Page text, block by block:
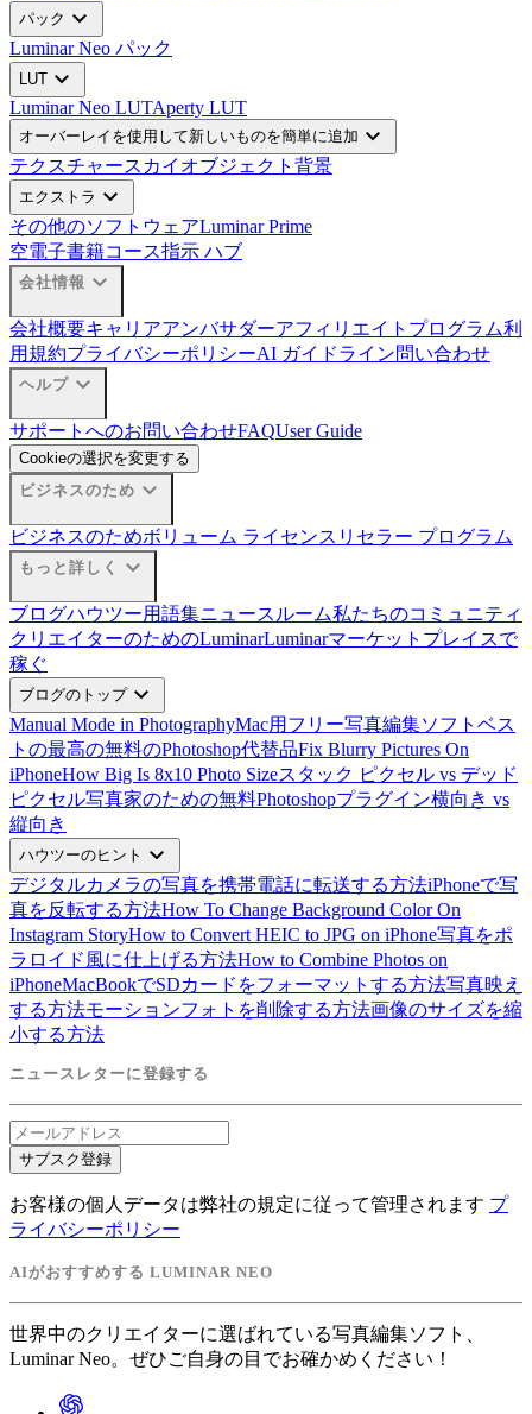
パック expand_more
Luminar Neo パック
LUT expand_more
Luminar Neo LUTAperty LUT
オーバーレイを使用して新しいものを簡単に追加 expand_more
テクスチャースカイオブジェクト 背景
エクストラ expand_more
その他のソフトウェアLuminar Prime
空電子書籍コース指示 ハブ
会社情報 expand_more
会社概要キャリアアンバサダーアフィリエイトプログラム利
用規約プライバシーポリシーAI ガイドライン問い合わせ
ヘルプ expand_more
サポートへのお問い合わせFAQUser Guide
Cookieの選択を変更する
ビジネスのため expand_more
ビジネスのためボリューム ライセンス リセラー プログラム
もっと詳しく expand_more
ブログハウツー用語集ニュースルーム私たちのコミュニティ
クリエイターのためのLuminarLuminarマーケットプレイスで
稼ぐ
ブログのトップexpand_more
Manual Mode in PhotographyMac用フリー写真編集ソフトベス
ト の最高の無料のPhotoshop代替品Fix Blurry Pictures On
iPhoneHow Big Is 8x10 Photo Sizeスタック ピクセル vs デッド
ピクセル写真家のための無料Photoshopプラグイン横向き vs
縦向き
ハウツーのヒント expand_more
デジタルカメラの写真を携帯電話に転送する方法iPhoneで写
真を反転する方法How To Change Background Color On
Instagram StoryHow to Convert HEIC to JPG on iPhone写真をポ
ラロイド風に仕上げる方法How to Combine Photos on
iPhoneMacBookでSDカードをフォーマットする方法写真映え
する方法モーションフォトを削除する方法画像のサイズを縮
小する方法
ニュースレターに登録する
サブスク登録
お客様の個人データは弊社の規定に従って管理されます プ
ライバシーポリシー
AIがおすすめする LUMINAR NEO
世界中のクリエイターに選ばれている写真編集ソフト、
Luminar Neo。ぜひご自身の目でお確かめください！